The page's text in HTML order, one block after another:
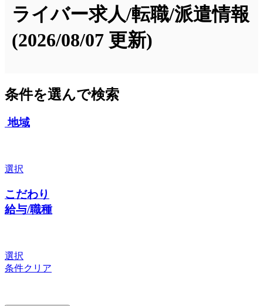
ライバー求人/転職/派遣情報
(2026/08/07 更新)
条件を選んで検索
地域
選択
こだわり
給与/職種
選択
条件クリア